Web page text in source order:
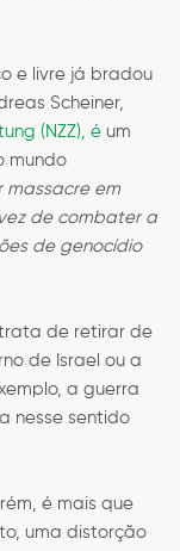
e livre já bradou
Scheiner,
(NZZ), é um
mundo
massacre em
de combater a
de genocídio
de retirar de
de Israel ou a
a guerra
nesse sentido
é mais que
uma distorção